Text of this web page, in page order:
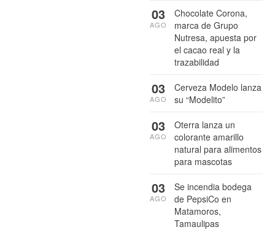
Chocolate Corona,
marca de Grupo
Nutresa, apuesta por
el cacao real y la
trazabilidad
03
AGO
Cerveza Modelo lanza
su “Modelito”
03
AGO
Oterra lanza un
colorante amarillo
natural para alimentos
para mascotas
03
AGO
Se incendia bodega
de PepsiCo en
Matamoros,
Tamaulipas
03
AGO